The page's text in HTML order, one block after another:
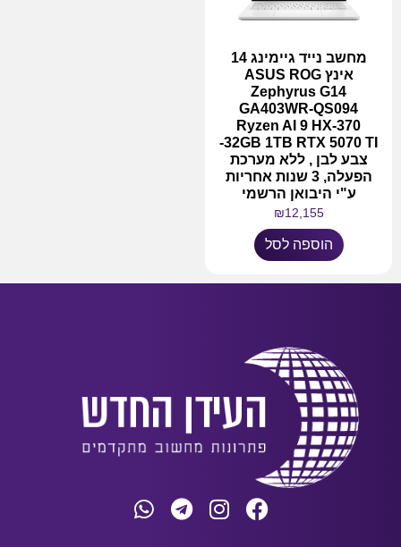
מחשב נייד גיימינג 14
אינץ ASUS ROG
Zephyrus G14
GA403WR-QS094
Ryzen AI 9 HX-370
32GB 1TB RTX 5070 TI-
צבע לבן , ללא מערכת
הפעלה, 3 שנות אחריות
ע"י היבואן הרשמי
₪12,155
הוספה לסל